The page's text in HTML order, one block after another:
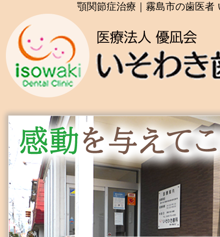
顎関節症治療｜霧島市の歯医